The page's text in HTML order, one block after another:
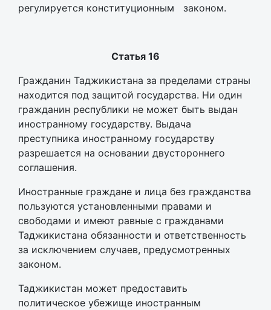
регулируется конституционным законом.
Статья 16
Гражданин Таджикистана за пределами страны
находится под защитой государства. Ни один
гражданин республики не может быть выдан
иностранному государству. Выдача
преступника иностранному государству
разрешается на основании двустороннего
соглашения.
Иностранные граждане и лица без гражданства
пользуются установленными правами и
свободами и имеют равные с гражданами
Таджикистана обязанности и ответственность
за исключением случаев, предусмотренных
законом.
Таджикистан может предоставить
политическое убежище иностранным